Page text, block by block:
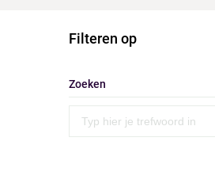
Filteren op
Zoeken